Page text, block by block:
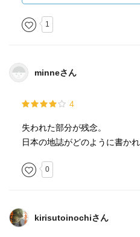
ダイウス教と言ってもいいほ
当時のキリスト教（イエズス
義のみを唱えていたのだろうか
また、フロイスが畿内に滞在
これは三好三人集と松永久秀
ていたのであるが、本書によ
ト教徒が兵の中にまじってい
日本側の記述と大きく異なる
将軍義輝暗殺、大仏炎上を当
1
minneさん
4
失われた部分が残念。
日本の地誌がどのように書か
0
kirisutoinochiさん